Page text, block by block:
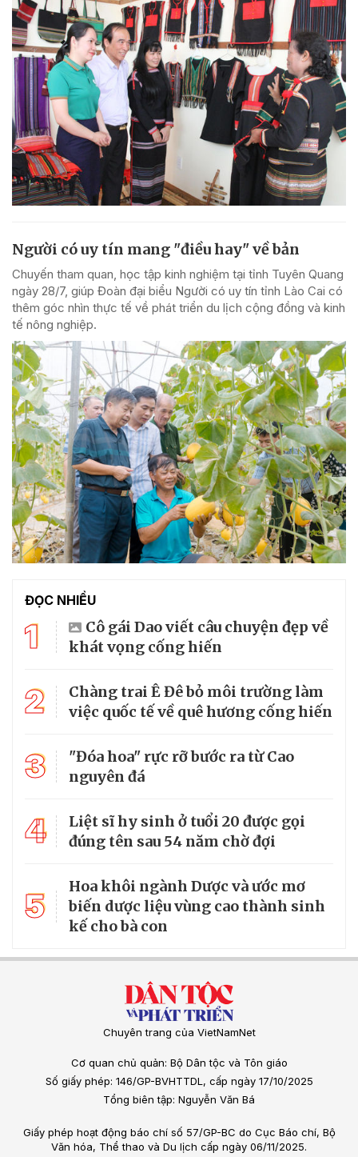
Người có uy tín mang "điều hay" về bản
Chuyến tham quan, học tập kinh nghiệm tại tỉnh Tuyên Quang
ngày 28/7, giúp Đoàn đại biểu Người có uy tín tỉnh Lào Cai có
thêm góc nhìn thực tế về phát triển du lịch cộng đồng và kinh
tế nông nghiệp.
ĐỌC NHIỀU
1
Cô gái Dao viết câu chuyện đẹp về
khát vọng cống hiến
2
Chàng trai Ê Đê bỏ môi trường làm
việc quốc tế về quê hương cống hiến
3
"Đóa hoa" rực rỡ bước ra từ Cao
nguyên đá
4
Liệt sĩ hy sinh ở tuổi 20 được gọi
đúng tên sau 54 năm chờ đợi
5
Hoa khôi ngành Dược và ước mơ
biến dược liệu vùng cao thành sinh
kế cho bà con
Chuyên trang của VietNamNet
Cơ quan chủ quản: Bộ Dân tộc và Tôn giáo
Số giấy phép: 146/GP-BVHTTDL, cấp ngày 17/10/2025
Tổng biên tập: Nguyễn Văn Bá
Giấy phép hoạt động báo chí số 57/GP-BC do Cục Báo chí, Bộ
Văn hóa, Thể thao và Du lịch cấp ngày 06/11/2025.